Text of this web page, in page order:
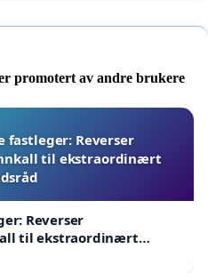
promotert av andre brukere
fastleger: Reverser
til ekstraordinært
Reverser
til ekstraordinært